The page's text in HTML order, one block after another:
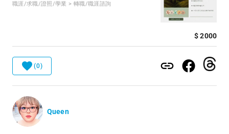
職涯/求職/證照/學業 > 轉職/職涯諮詢
$ 2000
(0)
Queen